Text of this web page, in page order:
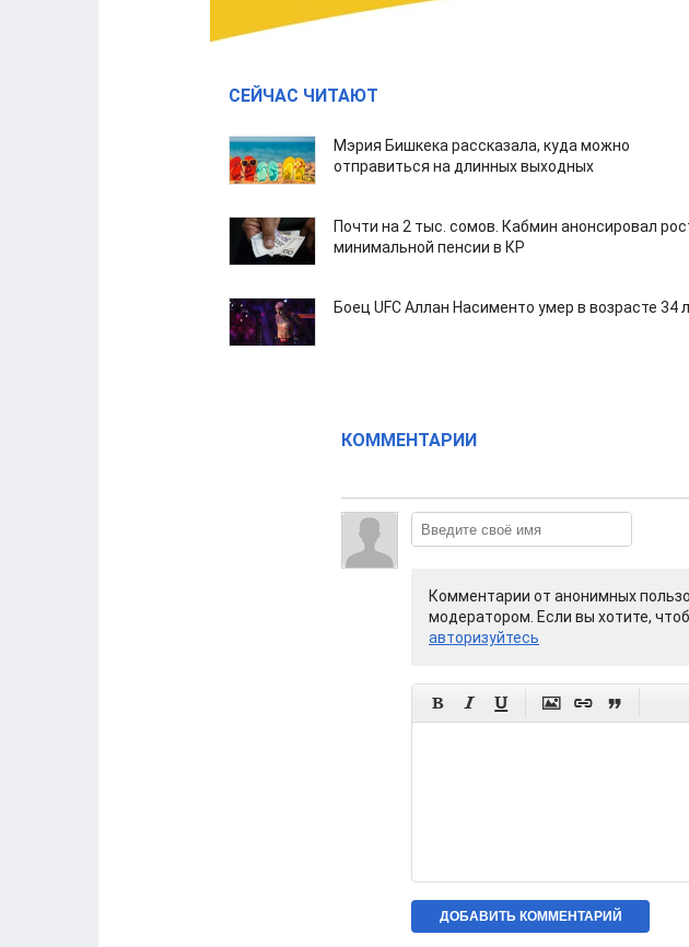
СЕЙЧАС ЧИТАЮТ
Мэрия Бишкека рассказала, куда можно
отправиться на длинных выходных
Почти на 2 тыс. сомов. Кабмин анонсировал
минимальной пенсии в КР
Боец UFC Аллан Насименто умер в возрасте 34
КОММЕНТАРИИ
Комментарии от анонимных
модератором. Если вы хотите,
авторизуйтесь
     